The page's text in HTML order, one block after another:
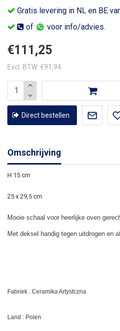
Gratis levering in NL en BE
of
voor info/advies.
€111,25
Excl. BTW: €91,94
Direct bestellen
Omschrijving
H 15 cm
25 x 29,5 cm
Mooie schaal voor heerlijke oven
Met deksel handig tegen uitdrogen en
Fabriek : Ceramika Artystczna
Land : Polen